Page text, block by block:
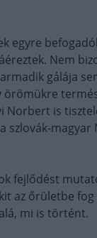
egyre
Nem
gálája
Norbert is
magyar
fejlődést
az őrületbe
mi is történt.